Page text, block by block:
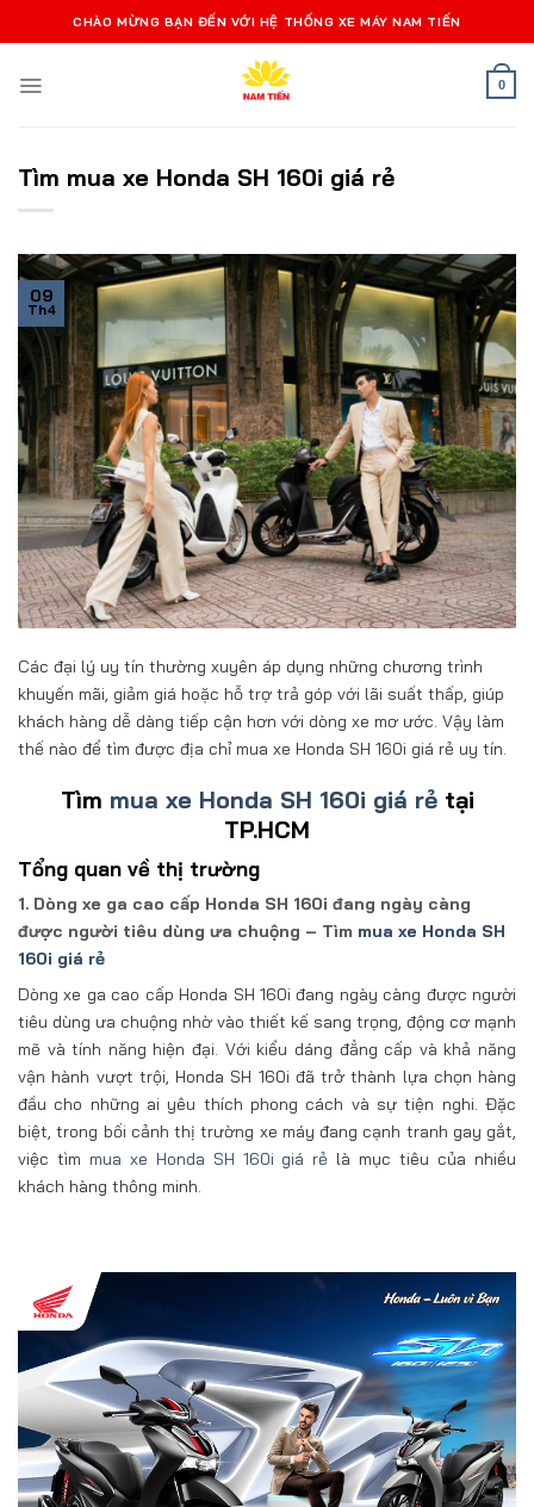
qua
dung
CHÀO MỪNG BẠN ĐẾN VỚI HỆ THỐNG XE MÁY NAM TIẾN
0
Tìm mua xe Honda SH 160i giá rẻ
09
Th4
Các đại lý uy tín thường xuyên áp dụng những chương trình
khuyến mãi, giảm giá hoặc hỗ trợ trả góp với lãi suất thấp, giúp
khách hàng dễ dàng tiếp cận hơn với dòng xe mơ ước. Vậy làm
thế nào để tìm được địa chỉ mua xe Honda SH 160i giá rẻ uy tín.
Tìm mua xe Honda SH 160i giá rẻtại
TP.HCM
Tổng quan về thị trường
1. Dòng xe ga cao cấp Honda SH 160i đang ngày càng
được người tiêu dùng ưa chuộng – Tìm mua xe Honda SH
160i giá rẻ
Dòng xe ga cao cấp Honda SH 160i đang ngày càng được người
tiêu dùng ưa chuộng nhờ vào thiết kế sang trọng, động cơ mạnh
mẽ và tính năng hiện đại. Với kiểu dáng đẳng cấp và khả năng
vận hành vượt trội, Honda SH 160i đã trở thành lựa chọn hàng
đầu cho những ai yêu thích phong cách và sự tiện nghi. Đặc
biệt, trong bối cảnh thị trường xe máy đang cạnh tranh gay gắt,
việc tìm mua xe Honda SH 160i giá rẻ là mục tiêu của nhiều
khách hàng thông minh.